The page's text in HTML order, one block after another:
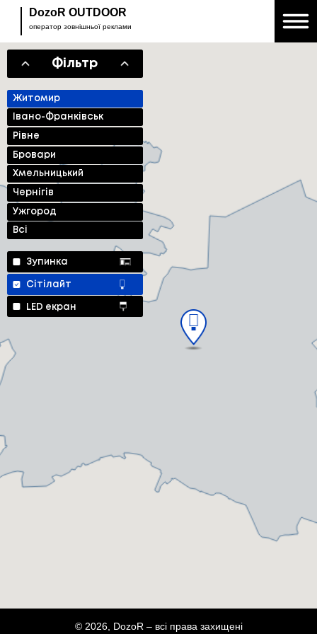
DozoR OUTDOOR
оператор зовнішньої реклами
Фільтр
Житомир
Івано-Франківськ
Рівне
Бровари
Хмельницький
Чернігів
Ужгород
Всі
Зупинка
Сітілайт
LED екран
© 2026, DozoR – всі права захищені